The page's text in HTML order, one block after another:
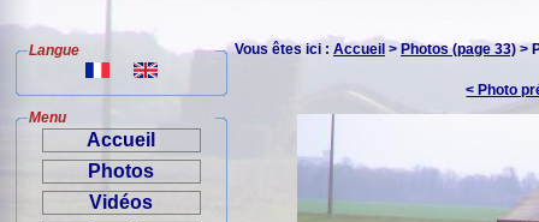
Langue
Menu
Accueil
Photos
Vidéos
Vous êtes ici : Accueil > Photos (page 33) >
< Photo